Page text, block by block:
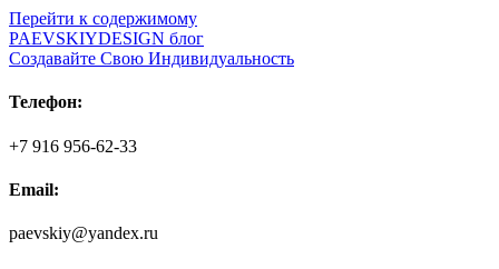
Перейти к содержимому
PAEVSKIYDESIGN блог
Создавайте Свою Индивидуальность
Телефон:
+7 916 956-62-33
Email:
paevskiy@yandex.ru